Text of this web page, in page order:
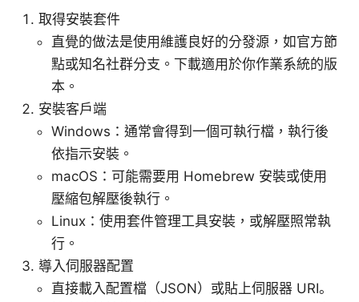
取得安裝套件
直覺的做法是使用維護良好的分發源，如官方節
點或知名社群分支。下載適用於你作業系統的版
本。
安裝客戶端
Windows：通常會得到一個可執行檔，執行後
依指示安裝。
macOS：可能需要用 Homebrew 安裝或使用
壓縮包解壓後執行。
Linux：使用套件管理工具安裝，或解壓照常執
行。
導入伺服器配置
直接載入配置檔（JSON）或貼上伺服器 URI。